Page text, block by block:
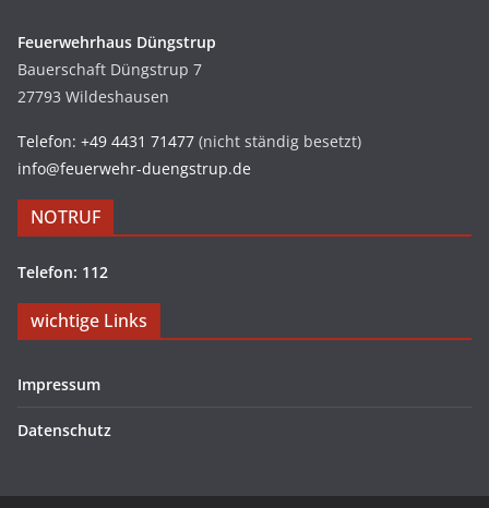
Feuerwehrhaus Düngstrup
Bauerschaft Düngstrup 7
27793 Wildeshausen
Telefon: +49 4431 71477 (nicht ständig besetzt)
info@feuerwehr-duengstrup.de
NOTRUF
Telefon: 112
wichtige Links
Impressum
Datenschutz